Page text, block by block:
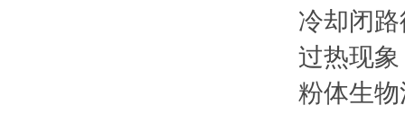
冷却闭
过热现
粉体生